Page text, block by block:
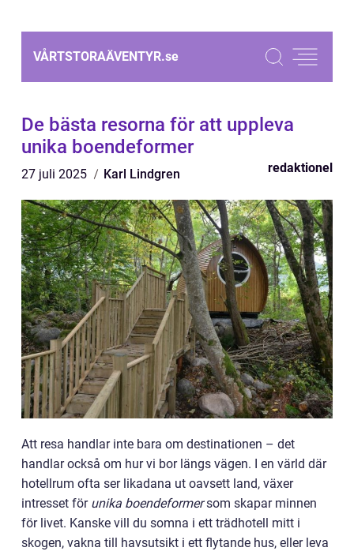
VÅRTSTORAÄVENTYR.se
De bästa resorna för att uppleva
unika boendeformer
27 juli 2025 Karl Lindgren redaktionel
Att resa handlar inte bara om destinationen – det
handlar också om hur vi bor längs vägen. I en värld där
hotellrum ofta ser likadana ut oavsett land, växer
intresset för unika boendeformersom skapar minnen
för livet. Kanske vill du somna i ett trädhotell mitt i
skogen, vakna till havsutsikt i ett flytande hus, eller leva